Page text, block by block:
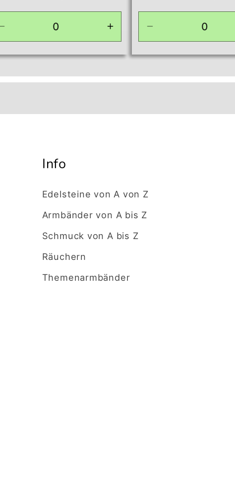
Verringere
die
Menge
Default
Erhöhe
die
Menge
Default
Verringere
die
Menge
Default
Info
Edelsteine von A von Z
Armbänder von A bis Z
Schmuck von A bis Z
Räuchern
Themenarmbänder